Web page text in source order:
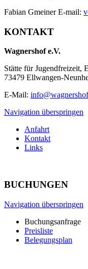
Fabian Gmeiner E-mail:
KONTAKT
Wagnershof e.V.
Stätte für Jugendfreizeit,
73479 Ellwangen-
E-Mail:
Navigation überspringen
Anfahrt
Kontakt
Links
BUCHUNGEN
Navigation überspringen
Buchungsanfrage
Preisliste
Belegungsplan